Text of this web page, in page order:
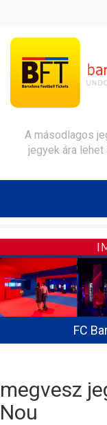
A másodlagos
jegyek ára
FC
megvesz
Nou